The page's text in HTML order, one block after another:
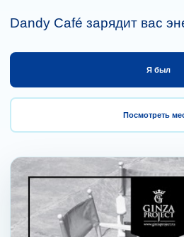
Dandy Café зарядит вас
Я был
Посмотреть